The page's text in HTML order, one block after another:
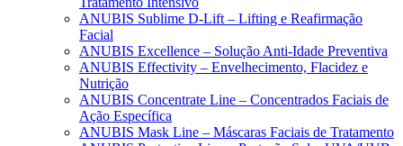
ANUBIS Sublime D-Lift – Lifting e Reafirmação
Facial
ANUBIS Excellence – Solução Anti-Idade Preventiva
ANUBIS Effectivity – Envelhecimento, Flacidez e
Nutrição
ANUBIS Concentrate Line – Concentrados Faciais de
Ação Específica
ANUBIS Mask Line – Máscaras Faciais de Tratamento